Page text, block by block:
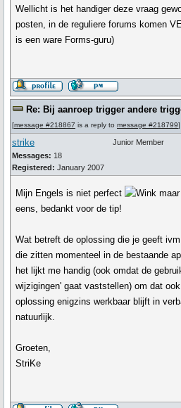
Wellicht is het handiger deze vraag
posten, in de reguliere forums komen
is een ware Forms-guru)
Re: Bij aanroep trigger andere
[message #218867 is a reply to message #218799]
strike
Messages: 18
Registered: January 2007
Junior Member
Mijn Engels is niet perfect
eens, bedankt voor de tip!
Wat betreft de oplossing die je geeft
die zitten momenteel in de bestaande
het lijkt me handig (ook omdat de
wijzigingen' gaat vaststellen) om dat
oplossing enigzins werkbaar blijft in
natuurlijk.
Groeten,
StriKe